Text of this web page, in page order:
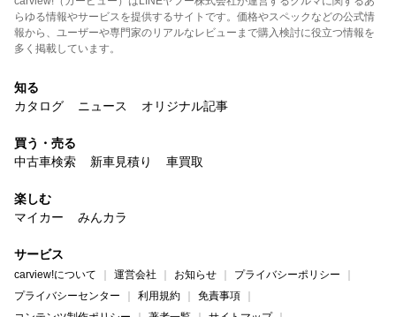
らゆる情報やサービスを提供するサイトです。価格やスペックなどの公式情
報から、ユーザーや専門家のリアルなレビューまで購入検討に役立つ情報を
多く掲載しています。
知る
カタログ
ニュース オリジナル記事
買う・売る
中古車検索
新車見積り 車買取
楽しむ
マイカー
みんカラ
サービス
carview!について 運営会社 お知らせ
プライバシーポリシー
プライバシーセンター
利用規約
免責事項